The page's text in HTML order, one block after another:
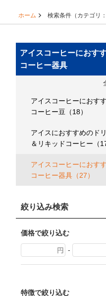
ホーム 検索条件（カテゴリ
アイスコーヒーにおす
コーヒー器具
アイスコーヒーにおす
コーヒー豆（18）
アイスにおすすめのド
＆リキッドコーヒー（17
アイスコーヒーにおす
コーヒー器具（27）
絞り込み検索
価格で絞り込む
-
特徴で絞り込む